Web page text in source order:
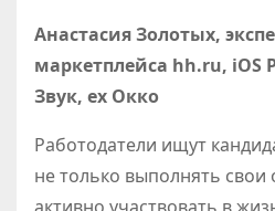
Анастасия Золотых,
маркетплейса hh.ru, iOS
Звук, ex Окко
Работодатели ищут
не только выполнять свои